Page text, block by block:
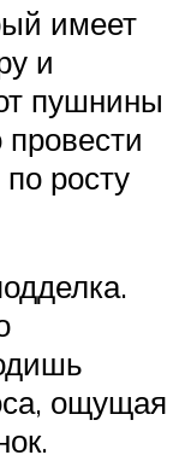
имеет
и
пушнины
росту
ощущая